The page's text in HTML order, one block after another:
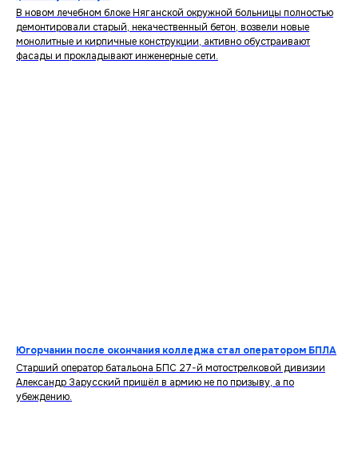
В новом лечебном блоке Няганской окружной больницы полностью
демонтировали старый, некачественный бетон, возвели новые
монолитные и кирпичные конструкции, активно обустраивают
фасады и прокладывают инженерные сети.
Югорчанин после окончания колледжа стал оператором БПЛА
Старший оператор батальона БПС 27-й мотострелковой дивизии
Александр Зарусский пришёл в армию не по призыву, а по
убеждению.